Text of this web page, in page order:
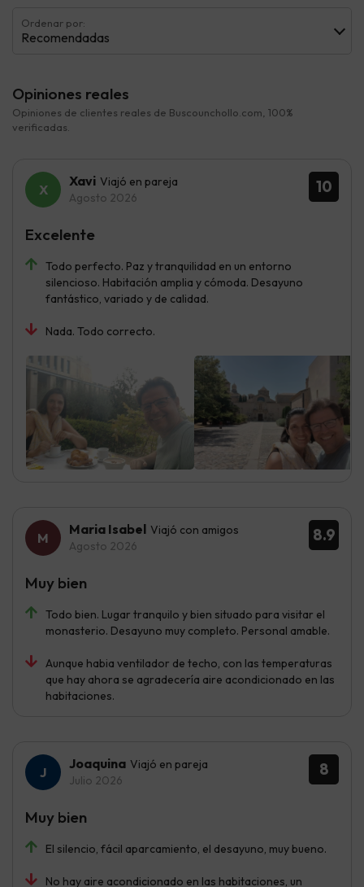
Ordenar por:
Recomendadas
Opiniones reales
Opiniones de clientes reales de Buscounchollo.com, 100%
verificadas.
10
Xavi Viajó en pareja
Agosto 2026
Todo perfecto. Paz y tranquilidad en un entorno
silencioso. Habitación amplia y cómoda. Desayuno
fantástico, variado y de calidad.
Nada. Todo correcto.
Excelente
8.9
Maria Isabel Viajó con amigos
Agosto 2026
Todo bien. Lugar tranquilo y bien situado para visitar el
monasterio. Desayuno muy completo. Personal amable.
Aunque habia ventilador de techo, con las temperaturas
que hay ahora se agradecería aire acondicionado en las
habitaciones.
Muy bien
8
Joaquina Viajó en pareja
Julio 2026
El silencio, fácil aparcamiento, el desayuno, muy bueno.
No hay aire acondicionado en las habitaciones, un
Muy bien